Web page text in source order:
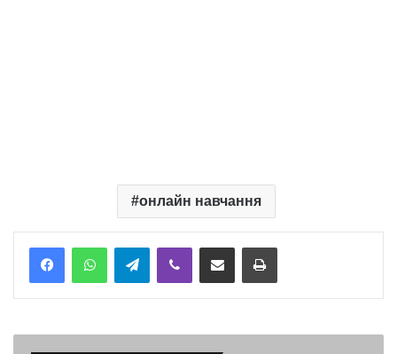
онлайн навчання
TelegramViber Надіслати електронною поштоюНадрукувати